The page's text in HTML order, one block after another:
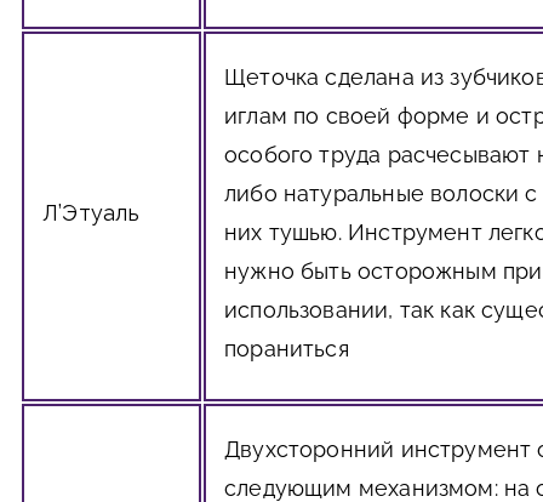
Л’Этуаль
Щеточка сделана из
иглам по своей форме и
особого труда
либо натуральные волоски
них тушью. Инструмент
нужно быть осторожным при
использовании, так как
пораниться
Двухсторонний инструмент
следующим механизмом: на